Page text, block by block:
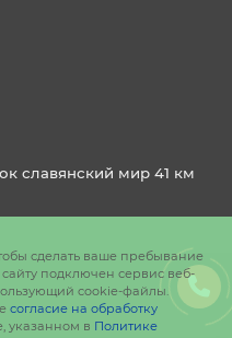
сделать ваше пребывание
подключен сервис веб-
cookie-файлы.
согласие на обработку
указанном в Политике
славянский мир 41 км